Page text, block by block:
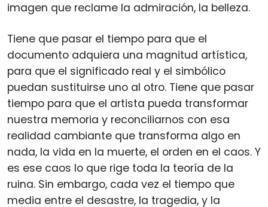
imagen que reclame la admiración, la belleza.
Tiene que pasar el tiempo para que el
documento adquiera una magnitud artística,
para que el significado real y el simbólico
puedan sustituirse uno al otro. Tiene que pasar
tiempo para que el artista pueda transformar
nuestra memoria y reconciliarnos con esa
realidad cambiante que transforma algo en
nada, la vida en la muerte, el orden en el caos. Y
es ese caos lo que rige toda la teoría de la
ruina. Sin embargo, cada vez el tiempo que
media entre el desastre, la tragedia, y la